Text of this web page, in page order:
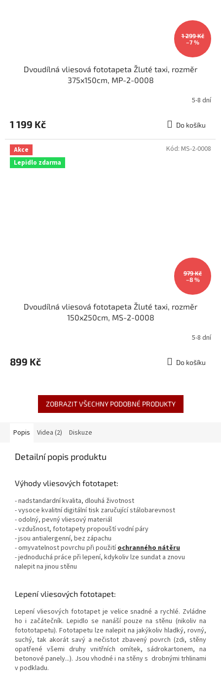
1 299 Kč
–7 %
Dvoudílná vliesová fototapeta Žluté taxi, rozměr
375x150cm, MP-2-0008
5-8 dní
1 199 Kč Do košíku
Akce
Lepidlo zdarma
979 Kč
–8 %
Dvoudílná vliesová fototapeta Žluté taxi, rozměr
150x250cm, MS-2-0008
5-8 dní
899 Kč Do košíku
Kód: MS-2-0008
ZOBRAZIT VŠECHNY PODOBNÉ PRODUKTY
Popis Videa (2) Diskuze
Detailní popis produktu
Výhody vliesových fototapet:
- nadstandardní kvalita, dlouhá životnost
- vysoce kvalitní digitální tisk zaručující stálobarevnost
- odolný, pevný vliesový materiál
- vzdušnost, fototapety propouští vodní páry
- jsou antialergenní, bez zápachu
- omyvatelnost povrchu při použitíochranného nátěru
- jednoduchá práce při lepení, kdykoliv lze sundat a znovu
nalepit na jinou stěnu
Lepení vliesových fototapet:
Lepení vliesových fototapet je velice snadné a rychlé. Zvládne
ho i začátečník. Lepidlo se nanáší pouze na stěnu (nikoliv na
fotototapetu). Fototapetu lze nalepit na jakýkoliv hladký, rovný,
suchý, tak akorát savý a nečistot zbavený povrch (zdi, stěny
opatřené všemi druhy vnitřních omítek, sádrokartonem, na
betonové panely...). Jsou vhodné i na stěny s drobnými trhlinami
v podkladu.